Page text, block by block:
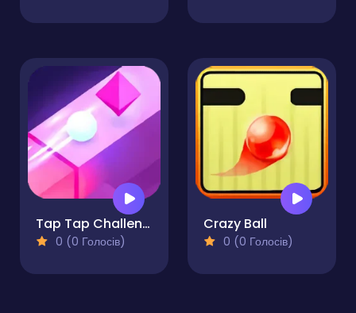
Tap Tap Challenge
0 (0 Голосів)
Crazy Ball
0 (0 Голосів)